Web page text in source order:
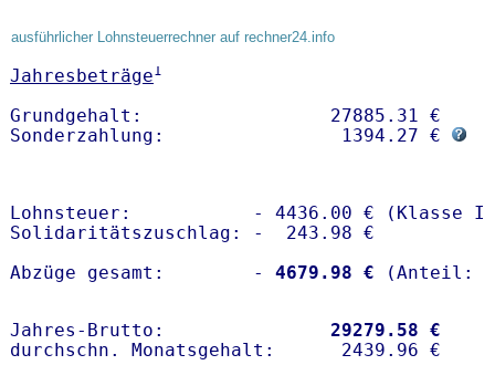
ausführlicher Lohnsteuerrechner auf rechner24.info
Jahresbeträge1
Grundgehalt:                 27885.31 €
Sonderzahlung:                1394.27 €
Lohnsteuer:           - 4436.00 € (Klasse I)
Solidaritätszuschlag: -  243.98 €
Abzüge gesamt:        -
4679.98 €
Jahres-Brutto: 29279.58 €